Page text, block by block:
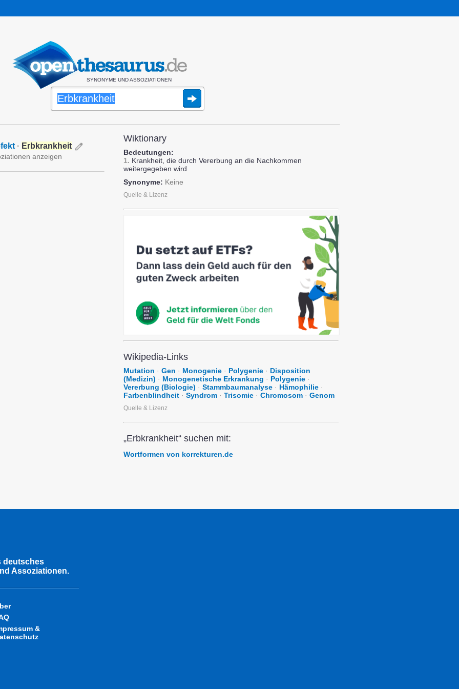
SYNONYME UND ASSOZIATIONEN
· Erbkrankheit
anzeigen
Wiktionary
Bedeutungen:
1. Krankheit, die durch Vererbung an die Nachkommen
weitergegeben wird
Synonyme: Keine
Quelle & Lizenz
Wikipedia-Links
Mutation · Gen · Monogenie · Polygenie · Disposition
(Medizin) · Monogenetische Erkrankung · Polygenie ·
Vererbung (Biologie) · Stammbaumanalyse · Hämophilie ·
Farbenblindheit · Syndrom · Trisomie · Chromosom · Genom
Quelle & Lizenz
„Erbkrankheit“ suchen mit:
Wortformen von korrekturen.de
deutsches
Assoziationen.
&